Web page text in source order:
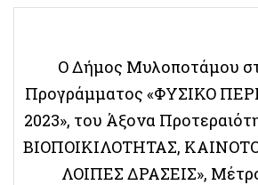
O Δήμος Μυλοποτάμου
Προγράμματος «ΦΥΣΙΚΟ
2023», του Άξονα
ΒΙΟΠΟΙΚΙΛΟΤΗΤΑΣ,
ΛΟΙΠΕΣ ΔΡΑΣΕΙΣ»,